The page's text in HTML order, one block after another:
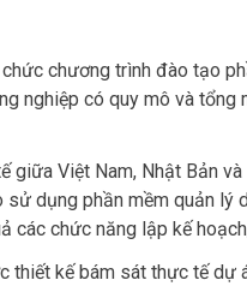
chương trình đào tạo
nghiệp có quy mô và
giữa Việt Nam, Nhật Bản
dụng phần mềm quản lý
các chức năng lập kế
thiết kế bám sát thực tế dự